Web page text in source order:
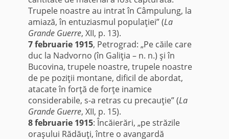
Trupele noastre au intrat în Câmpulung, la
amiază, în entuziasmul populaţiei” (La
Grande Guerre, XII, p. 13).
7 februarie 1915, Petrograd: „Pe căile care
duc la Nadvorno (în Galiţia – n. n.) şi în
Bucovina, trupele noastre, trupele noastre
de pe poziţii montane, dificil de abordat,
atacate în forţă de forţe inamice
considerabile, s-a retras cu precauţie” (La
Grande Guerre, XII, p. 15).
8 februarie 1915: Încăierări, „pe străzile
oraşului Rădăuţi, între o avangardă